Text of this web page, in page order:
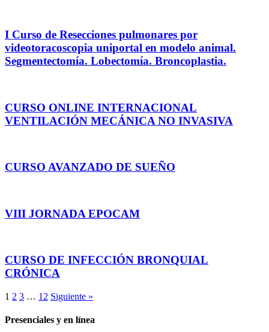
I Curso de Resecciones pulmonares por
videotoracoscopia uniportal en modelo animal.
Segmentectomía. Lobectomía. Broncoplastia.
CURSO ONLINE INTERNACIONAL
VENTILACIÓN MECÁNICA NO INVASIVA
CURSO AVANZADO DE SUEÑO
VIII JORNADA EPOCAM
CURSO DE INFECCIÓN BRONQUIAL
CRÓNICA
1 2 3 … 12 Siguiente »
Presenciales y en línea